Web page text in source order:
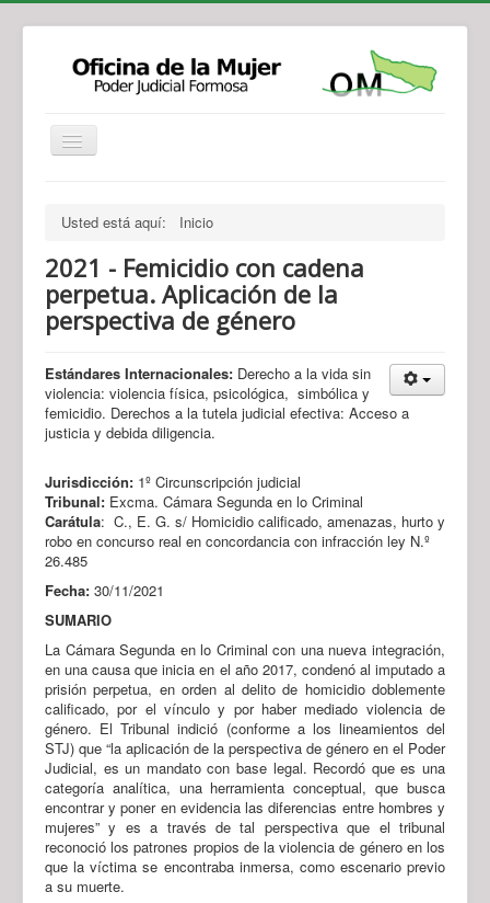
Legislación
Novedades
Recursos y Servicios de Atención
Contacto
Usted está aquí: Inicio
2021 - Femicidio con cadena
perpetua. Aplicación de la
perspectiva de género
Estándares Internacionales: Derecho a la vida sin
violencia: violencia física, psicológica, simbólica y
femicidio. Derechos a la tutela judicial efectiva: Acceso a
justicia y debida diligencia.
Jurisdicción: 1º Circunscripción judicial
Tribunal: Excma. Cámara Segunda en lo Criminal
Carátula: C., E. G. s/ Homicidio calificado, amenazas, hurto y
robo en concurso real en concordancia con infracción ley N.º
26.485
Fecha: 30/11/2021
SUMARIO
La Cámara Segunda en lo Criminal con una nueva integración,
en una causa que inicia en el año 2017, condenó al imputado a
prisión perpetua, en orden al delito de homicidio doblemente
calificado, por el vínculo y por haber mediado violencia de
género. El Tribunal indició (conforme a los lineamientos del
STJ) que “la aplicación de la perspectiva de género en el Poder
Judicial, es un mandato con base legal. Recordó que es una
categoría analítica, una herramienta conceptual, que busca
encontrar y poner en evidencia las diferencias entre hombres y
mujeres” y es a través de tal perspectiva que el tribunal
reconoció los patrones propios de la violencia de género en los
que la víctima se encontraba inmersa, como escenario previo
a su muerte.